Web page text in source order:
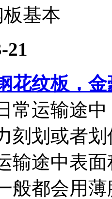
基本
21
花纹板，
常运输途
刻划或者
输途中表
般都会用